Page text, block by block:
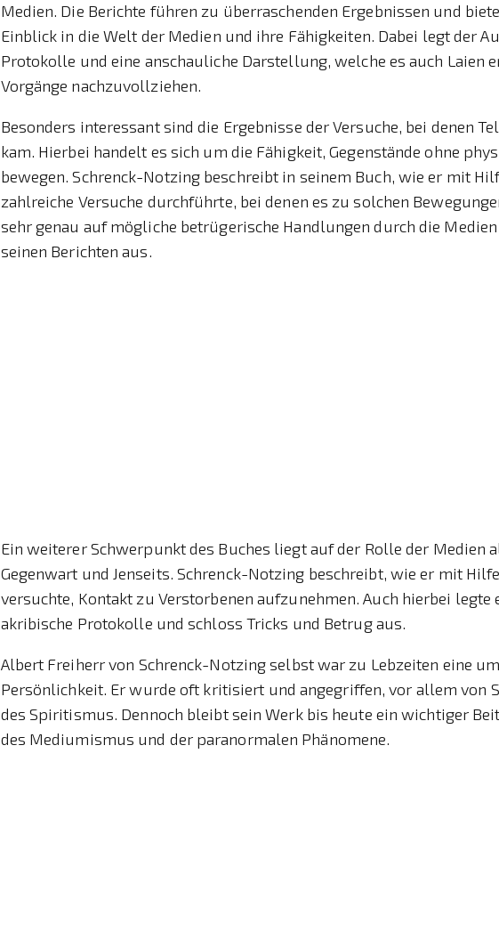
Medien. Die Berichte führen zu überraschenden Ergebnissen und
Einblick in die Welt der Medien und ihre Fähigkeiten. Dabei legt der
Protokolle und eine anschauliche Darstellung, welche es auch Laien
Vorgänge nachzuvollziehen.
Besonders interessant sind die Ergebnisse der Versuche, bei denen
kam. Hierbei handelt es sich um die Fähigkeit, Gegenstände ohne
bewegen. Schrenck-Notzing beschreibt in seinem Buch, wie er mit
zahlreiche Versuche durchführte, bei denen es zu solchen
sehr genau auf mögliche betrügerische Handlungen durch die
seinen Berichten aus.
Ein weiterer Schwerpunkt des Buches liegt auf der Rolle der Medien
Gegenwart und Jenseits. Schrenck-Notzing beschreibt, wie er mit
versuchte, Kontakt zu Verstorbenen aufzunehmen. Auch hierbei legte
akribische Protokolle und schloss Tricks und Betrug aus.
Albert Freiherr von Schrenck-Notzing selbst war zu Lebzeiten eine
Persönlichkeit. Er wurde oft kritisiert und angegriffen, vor allem von
des Spiritismus. Dennoch bleibt sein Werk bis heute ein wichtiger
des Mediumismus und der paranormalen Phänomene.